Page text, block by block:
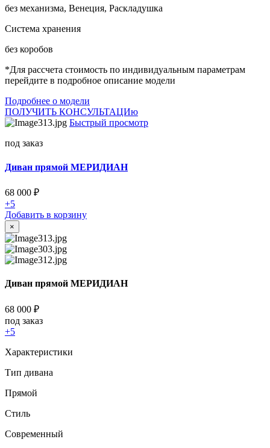
без механизма, Венеция, Раскладушка
Система хранения
без коробов
*Для рассчета стоимость по индивидуальным параметрам
перейдите в подробное описание модели
Подробнее о модели
ПОЛУЧИТЬ КОНСУЛЬТАЦИю
Быстрый просмотр
под заказ
Диван прямой МЕРИДИАН
68 000 ₽
+5
Добавить в корзину
×
Диван прямой МЕРИДИАН
68 000 ₽
под заказ
+5
Характеристики
Тип дивана
Прямой
Стиль
Современный